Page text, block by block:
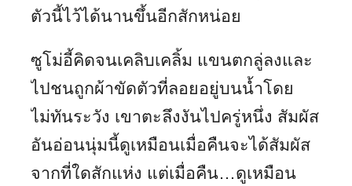
ตัวนี้ไว้ได้นานขึ้นอีกสักหน่อย
ซูโม่อี้คิดจนเคลิบเคลิ้ม แขนตกลู่ลงและ
ไปชนถูกผ้าขัดตัวที่ลอยอยู่บนน้ำโดย
ไม่ทันระวัง เขาตะลึงงันไปครู่หนึ่ง สัมผัส
อันอ่อนนุ่มนี้ดูเหมือนเมื่อคืนจะได้สัมผัส
จากที่ใดสักแห่ง แต่เมื่อคืน…ดูเหมือน